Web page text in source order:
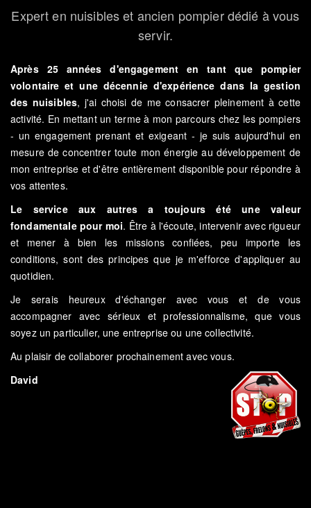
Expert en nuisibles et ancien pompier dédié à vous
servir.
Après 25 années d'engagement en tant que pompier
volontaire et une décennie d'expérience dans la gestion
des nuisibles, j'ai choisi de me consacrer pleinement à cette
activité. En mettant un terme à mon parcours chez les pompiers
- un engagement prenant et exigeant - je suis aujourd'hui en
mesure de concentrer toute mon énergie au développement de
mon entreprise et d'être entièrement disponible pour répondre à
vos attentes.
Le service aux autres a toujours été une valeur
fondamentale pour moi. Être à l'écoute, intervenir avec rigueur
et mener à bien les missions confiées, peu importe les
conditions, sont des principes que je m'efforce d'appliquer au
quotidien.
Je serais heureux d'échanger avec vous et de vous
accompagner avec sérieux et professionnalisme, que vous
soyez un particulier, une entreprise ou une collectivité.
Au plaisir de collaborer prochainement avec vous.
David